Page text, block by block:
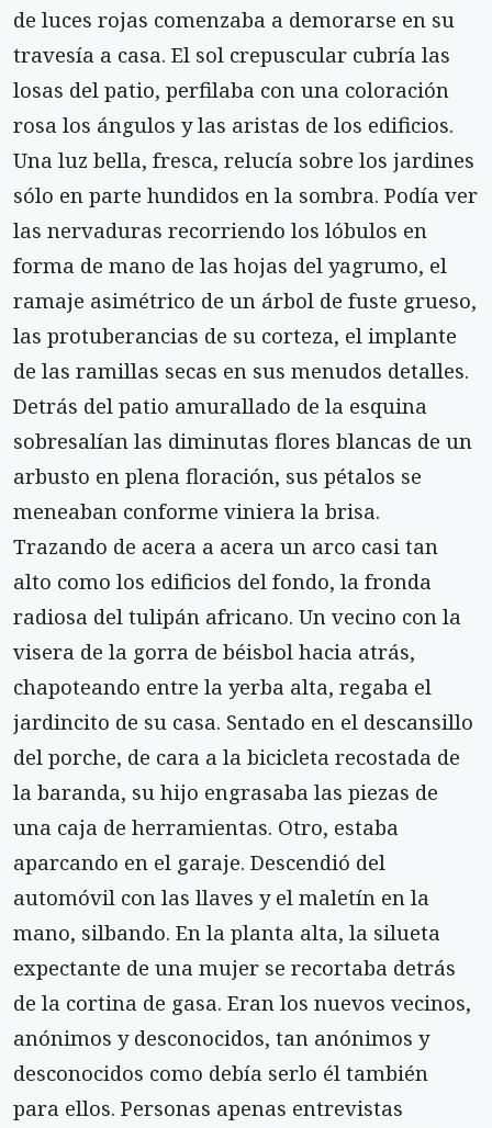
de luces rojas comenzaba a demorarse en su
travesía a casa. El sol crepuscular cubría las
losas del patio, perfilaba con una coloración
rosa los ángulos y las aristas de los edificios.
Una luz bella, fresca, relucía sobre los jardines
sólo en parte hundidos en la sombra. Podía ver
las nervaduras recorriendo los lóbulos en
forma de mano de las hojas del yagrumo, el
ramaje asimétrico de un árbol de fuste grueso,
las protuberancias de su corteza, el implante
de las ramillas secas en sus menudos detalles.
Detrás del patio amurallado de la esquina
sobresalían las diminutas flores blancas de un
arbusto en plena floración, sus pétalos se
meneaban conforme viniera la brisa.
Trazando de acera a acera un arco casi tan
alto como los edificios del fondo, la fronda
radiosa del tulipán africano. Un vecino con la
visera de la gorra de béisbol hacia atrás,
chapoteando entre la yerba alta, regaba el
jardincito de su casa. Sentado en el descansillo
del porche, de cara a la bicicleta recostada de
la baranda, su hijo engrasaba las piezas de
una caja de herramientas. Otro, estaba
aparcando en el garaje. Descendió del
automóvil con las llaves y el maletín en la
mano, silbando. En la planta alta, la silueta
expectante de una mujer se recortaba detrás
de la cortina de gasa. Eran los nuevos vecinos,
anónimos y desconocidos, tan anónimos y
desconocidos como debía serlo él también
para ellos. Personas apenas entrevistas